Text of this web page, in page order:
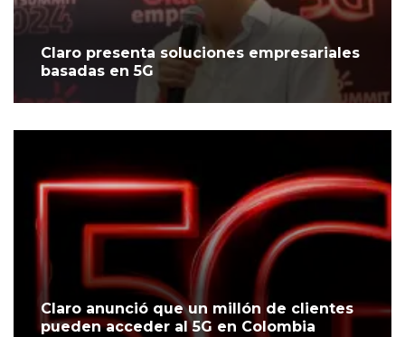
Claro presenta soluciones empresariales
basadas en 5G
Claro anunció que un millón de clientes
pueden acceder al 5G en Colombia